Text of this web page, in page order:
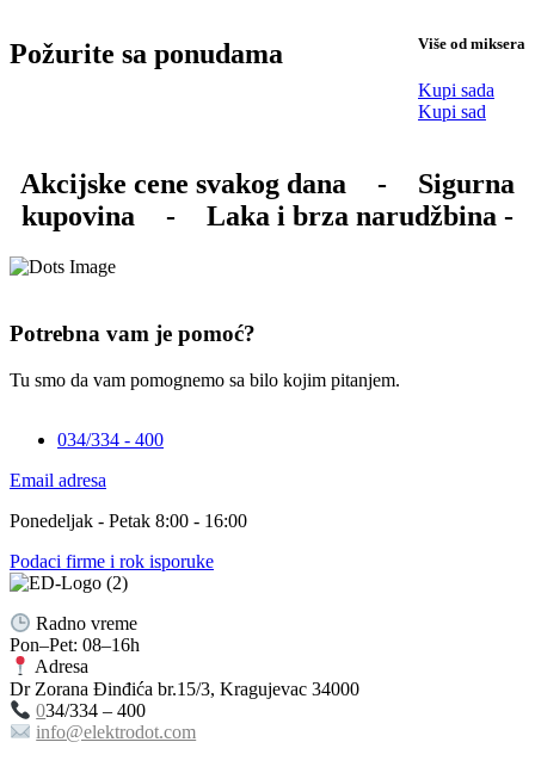
Požurite sa ponudama Više od miksera
Kupi sada
Kupi sad
Akcijske cene svakog dana -
Sigurna
kupovina
- Laka i brza narudžbina -
Potrebna vam je pomoć?
Tu smo da vam pomognemo sa bilo kojim pitanjem.
034/334 - 400
Email adresa
Ponedeljak - Petak 8:00 - 16:00
Podaci firme i rok isporuke
Radno vreme
Pon–Pet: 08–16h
Adresa
Dr Zorana Đinđića br.15/3, Kragujevac 34000
034/334 – 400
info@elektrodot.com